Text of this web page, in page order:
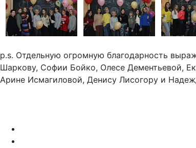
p.s. Отдельную огромную благодарность
Шаркову, Софии Бойко, Олесе Дементьевой,
Арине Исмагиловой, Денису Лисогору и